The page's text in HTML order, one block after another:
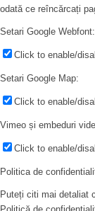
odată ce reîncărcați
Setari Google Webfont:
Click to enable/
Setari Google Map:
Click to enable/
Vimeo și embeduri
Click to enable/
Politica de
Puteți citi mai detaliat